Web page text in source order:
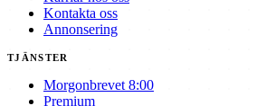
Kontakta oss
Annonsering
TJÄNSTER
Morgonbrevet 8:00
Premium